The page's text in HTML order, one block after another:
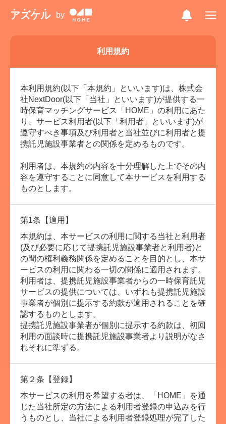
アズケル by
HOMEのアズケルとは
よくある質問
利用規約
プライバシーポリシー
ガイドライン遵守状況
シッター用のアカウントに切り替える
シッターで働きたい方を募集中
トップページへ戻る
利用規約
本利用規約(以下「本規約」といいます)は、株式会
社NextDoor(以下「当社」といいます)が提供する一
時保育マッチングサービス「HOME」の利用にあた
り、サービス利用者(以下「利用者」といいます)が
遵守すべき事項及び利用者と当社並びに利用者と提
携託児施設事業者との関係を定めるものです。
利用者は、本規約の内容を十分理解した上でその内
容を遵守することに同意して本サービスを利用する
ものとします。
第1条【適用】
本規約は、本サービスの利用に関する当社と利用者
(及び必要に応じて提携託児施設事業者と利用者)と
の間の権利義務関係を定めることを目的とし、本サ
ービスの利用に関わる一切の関係に適用されます。
利用者は、提携託児施設事業者からの一時保育託児
サービスの提供については、いずれも提携託児施設
事業者が個別に提示する約款が適用されることを確
認するものとします。
提携託児施設事業者が個別に提示する約款は、初回
利用の面談時に提携託児施設事業者より説明がなさ
れそれに準ずる。
第２条【登録】
本サービスの利用を希望する者は、「HOME」を通
じた当社所定の方法による利用者登録の申込みを行
うものとし、当社による利用者登録処理が完了した